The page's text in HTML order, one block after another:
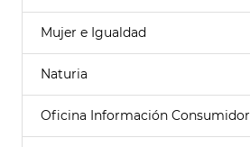
Mujer e Igualdad
Naturia
Oficina Información Consumidor